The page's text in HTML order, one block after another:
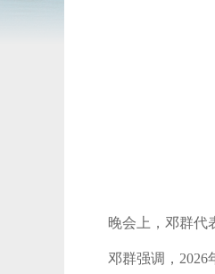
晚会上，邓群代
邓群强调，2026